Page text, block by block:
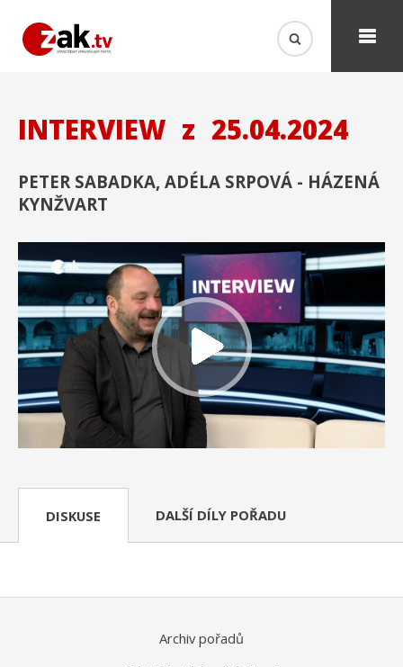
INTERVIEW z 25.04.2024
PETER SABADKA, ADÉLA SRPOVÁ - HÁZENÁ
KYNŽVART
DISKUSE DALŠÍ DÍLY POŘADU
Archiv pořadů